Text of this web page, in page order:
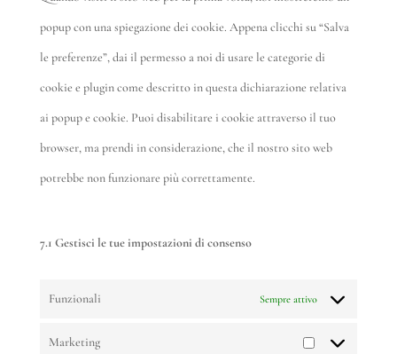
fonts
popup con una spiegazione dei cookie. Appena clicchi su “Salva
le preferenze”, dai il permesso a noi di usare le categorie di
cookie e plugin come descritto in questa dichiarazione relativa
ai popup e cookie. Puoi disabilitare i cookie attraverso il tuo
browser, ma prendi in considerazione, che il nostro sito web
potrebbe non funzionare più correttamente.
7.1 Gestisci le tue impostazioni di consenso
Funzionali Sempre attivo
Marketing